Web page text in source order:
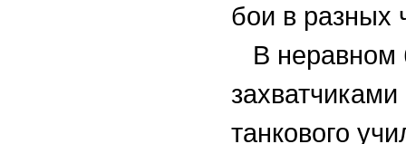
бои в разных
В неравном
танкового